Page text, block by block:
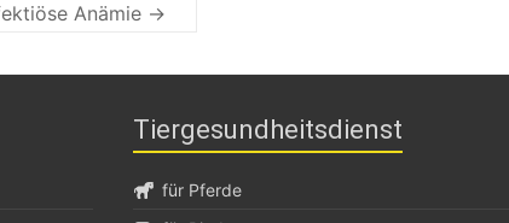
Anämie →
Tiergesundheitsdienst
für Pferde